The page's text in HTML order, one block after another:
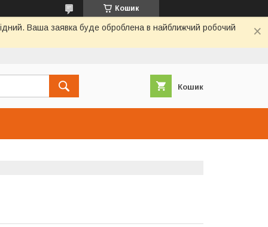
Кошик
Ваша заявка буде оброблена в найближчий робочий
Кошик